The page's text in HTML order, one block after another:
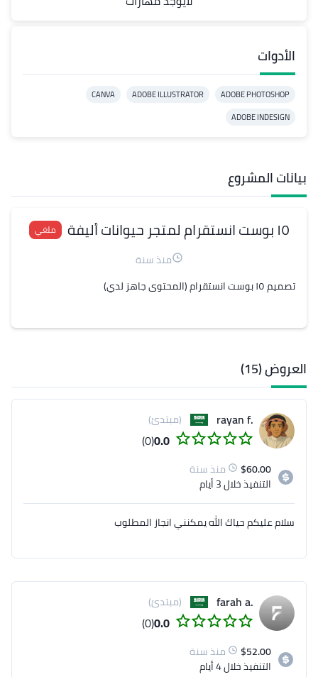
الأدوات
ADOBE PHOTOSHOP
ADOBE ILLUSTRATOR
CANVA
ADOBE INDESIGN
بيانات المشروع
١٥ بوست انستقرام لمتجر حيوانات أليفة ملغي
منذ سنة
تصميم ١٥ بوست انستقرام (المحتوى جاهز لدي)
العروض (15)
.rayan f (مبتدئ)
0.0
(0)
$60.00
منذ سنة
التنفيذخلال 3 أيام
سلام عليكم حياك الله يمكنني انجاز المطلوب
.farah a (مبتدئ)
0.0
(0)
$52.00
منذ سنة
التنفيذخلال 4 أيام